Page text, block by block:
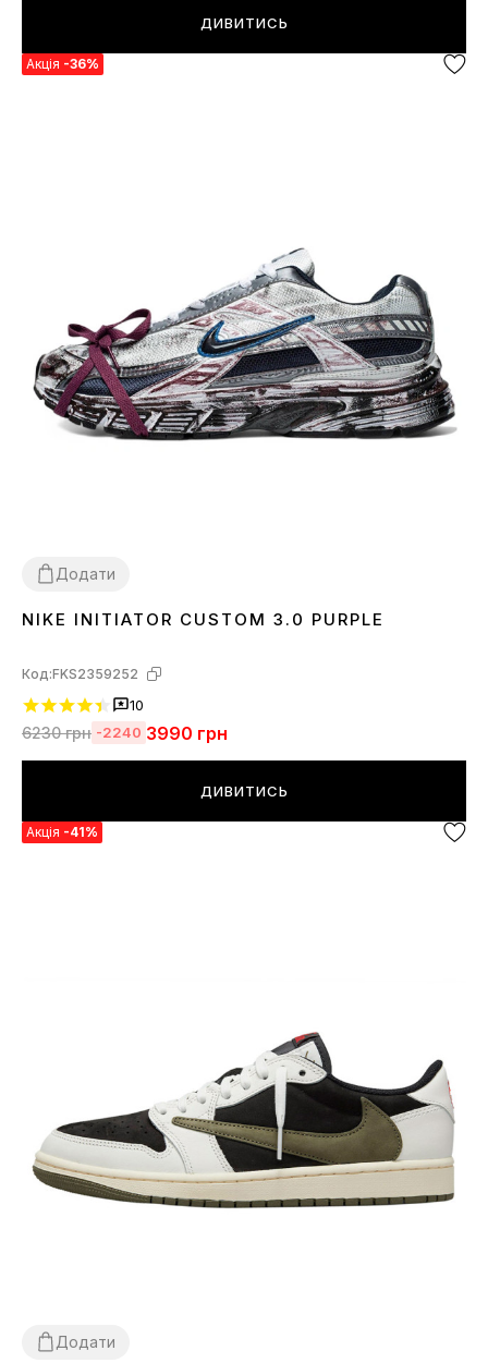
ДИВИТИСЬ
Акція -36%
Додати
3637 38 39 4041 42434445
NIKE INITIATOR CUSTOM 3.0 PURPLE
Код:FKS2359252
10
6230грн -2240 3990 грн
ДИВИТИСЬ
Акція -41%
Додати